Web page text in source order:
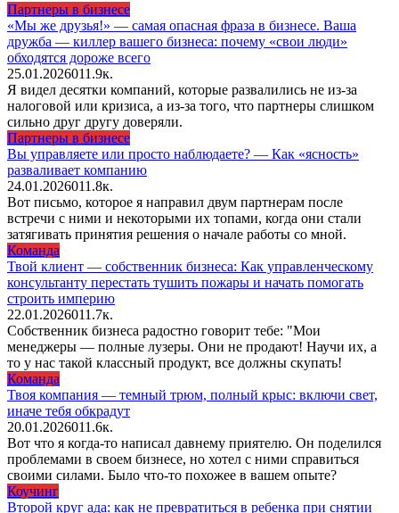
Партнеры в бизнесе
«Мы же друзья!» — самая опасная фраза в бизнесе. Ваша
дружба — киллер вашего бизнеса: почему «свои люди»
обходятся дороже всего
25.01.2026011.9к.
Я видел десятки компаний, которые развалились не из-за
налоговой или кризиса, а из-за того, что партнеры слишком
сильно друг другу доверяли.
Партнеры в бизнесе
Вы управляете или просто наблюдаете? — Как «ясность»
разваливает компанию
24.01.2026011.8к.
Вот письмо, которое я направил двум партнерам после
встречи с ними и некоторыми их топами, когда они стали
затягивать принятия решения о начале работы со мной.
Команда
Твой клиент — собственник бизнеса: Как управленческому
консультанту перестать тушить пожары и начать помогать
строить империю
22.01.2026011.7к.
Собственник бизнеса радостно говорит тебе: "Мои
менеджеры — полные лузеры. Они не продают! Научи их, а
то у нас такой классный продукт, все должны скупать!
Команда
Твоя компания — темный трюм, полный крыс: включи свет,
иначе тебя обкрадут
20.01.2026011.6к.
Вот что я когда-то написал давнему приятелю. Он поделился
проблемами в своем бизнесе, но хотел с ними справиться
своими силами. Было что-то похожее в вашем опыте?
Коучинг
Второй круг ада: как не превратиться в ребенка при снятии